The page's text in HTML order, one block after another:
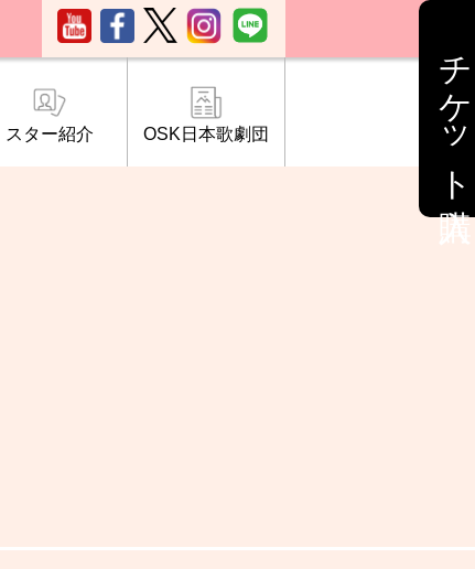
チケット購入
スター紹介 OSK日本歌劇団